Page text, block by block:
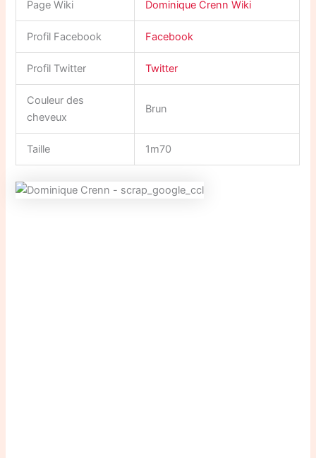
Page Wiki Dominique Crenn Wiki
Profil Facebook Facebook
Profil Twitter Twitter
Couleur des
cheveux
Brun
Taille 1m70